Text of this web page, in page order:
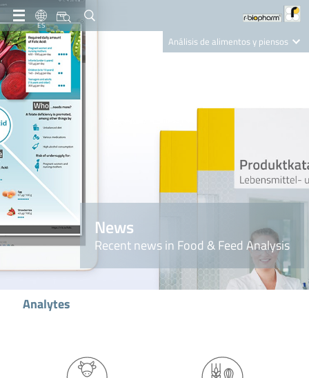
ES
Análisis de alimentos y piensos
Nutrition Care
News
Recent news in Food & Feed Analysis
Analytes